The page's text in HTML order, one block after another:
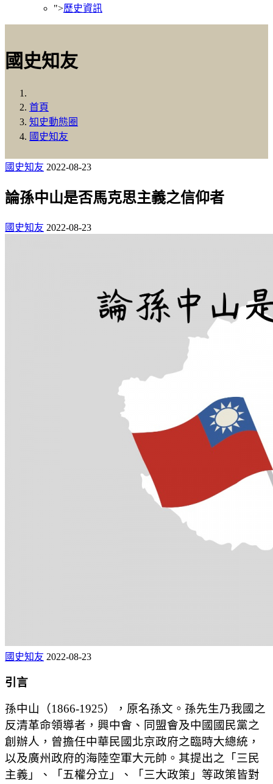
">歷史資訊
國史知友
首頁
知史動態圈
國史知友
國史知友 2022-08-23
論孫中山是否馬克思主義之信仰者
國史知友 2022-08-23
國史知友 2022-08-23
引言
孫中山（1866-1925），原名孫文。孫先生乃我國之
反清革命領導者，興中會、同盟會及中國國民黨之
創辦人，曾擔任中華民國北京政府之臨時大總統，
以及廣州政府的海陸空軍大元帥。其提出之「三民
主義」、「五權分立」、「三大政策」等政策皆對